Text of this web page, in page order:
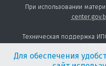
При использовании
Техническая поддержка
Для обеспечения